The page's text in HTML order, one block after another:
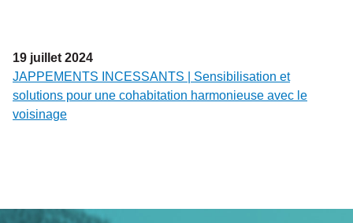
19 juillet 2024
JAPPEMENTS INCESSANTS | Sensibilisation et
solutions pour une cohabitation harmonieuse avec le
voisinage